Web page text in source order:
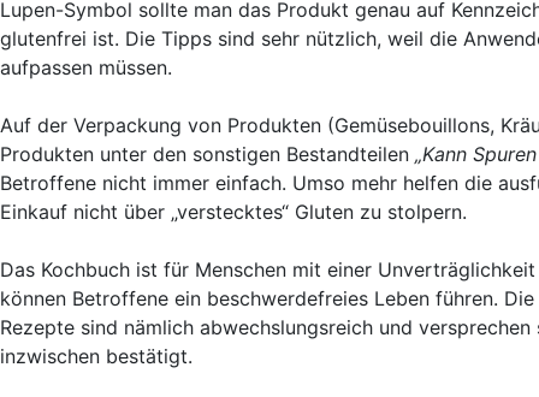
Lupen-Symbol sollte man das Produkt genau auf
glutenfrei ist. Die Tipps sind sehr nützlich, weil die
aufpassen müssen.
Auf der Verpackung von Produkten (Gemüsebouillons,
Produkten unter den sonstigen Bestandteilen „Kann
Betroffene nicht immer einfach. Umso mehr helfen die
Einkauf nicht über „verstecktes“ Gluten zu stolpern.
Das Kochbuch ist für Menschen mit einer
können Betroffene ein beschwerdefreies Leben führen.
Rezepte sind nämlich abwechslungsreich und
inzwischen bestätigt.